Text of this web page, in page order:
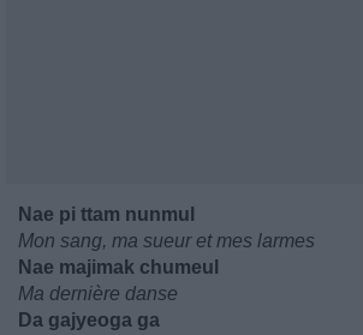
Nae pi ttam nunmul
Mon sang, ma sueur et mes larmes
Nae majimak chumeul
Ma dernière danse
Da gajyeoga ga